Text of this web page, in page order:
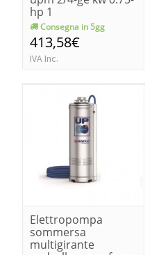
hp 1
Consegna in 5gg
413,58€
IVA Inc.
Elettropompa
sommersa
multigirante